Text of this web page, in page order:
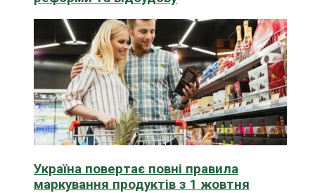
Україна повертає повні правила
маркування продуктів з 1 жовтня